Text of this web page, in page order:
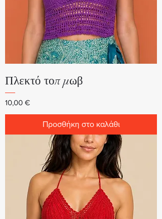
Πλεκτό τοπ μωβ
Τιμή
10,00 €
Προσθήκη στο καλάθι